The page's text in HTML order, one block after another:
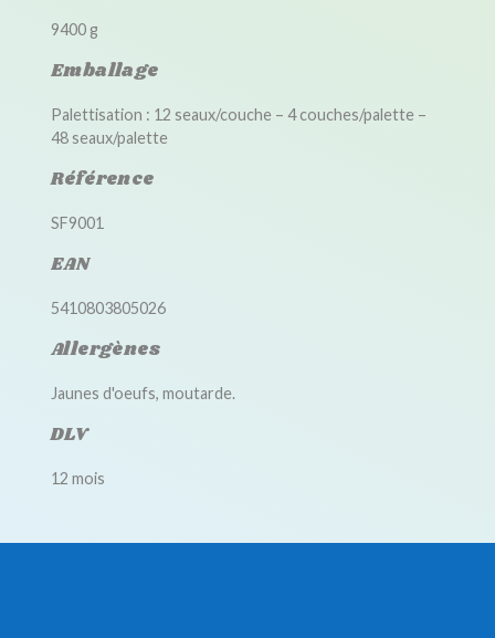
9400 g
Emballage
Palettisation : 12 seaux/couche – 4 couches/palette –
48 seaux/palette
Référence
SF9001
EAN
5410803805026
Allergènes
Jaunes d'oeufs, moutarde.
DLV
12 mois